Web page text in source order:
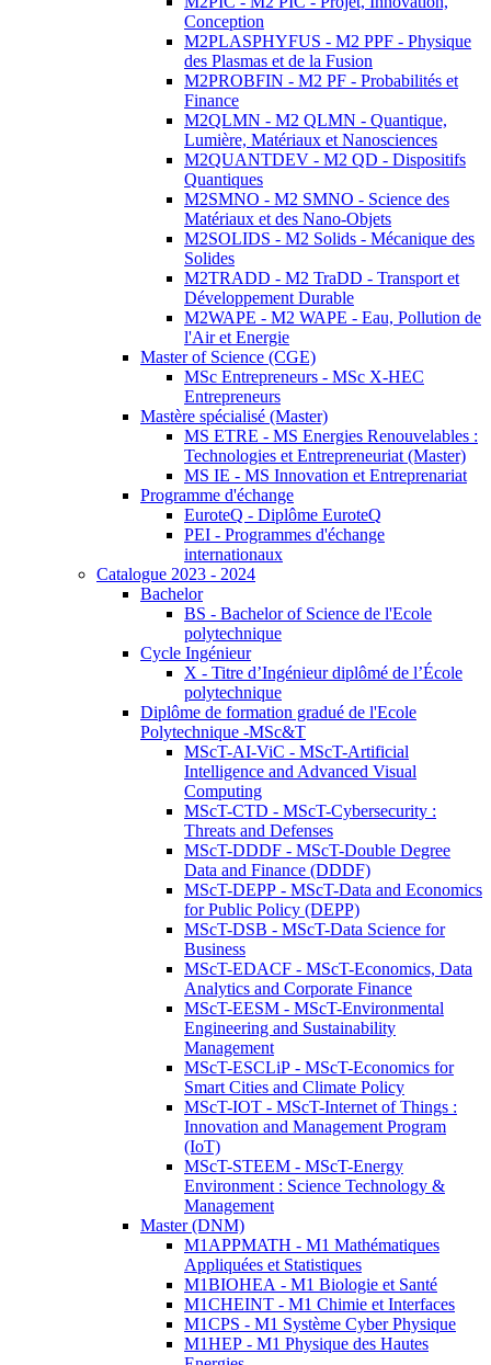
Conception
M2PLASPHYFUS - M2 PPF - Physique
des Plasmas et de la Fusion
M2PROBFIN - M2 PF - Probabilités et
Finance
M2QLMN - M2 QLMN - Quantique,
Lumière, Matériaux et Nanosciences
M2QUANTDEV - M2 QD - Dispositifs
Quantiques
M2SMNO - M2 SMNO - Science des
Matériaux et des Nano-Objets
M2SOLIDS - M2 Solids - Mécanique des
Solides
M2TRADD - M2 TraDD - Transport et
Développement Durable
M2WAPE - M2 WAPE - Eau, Pollution de
l'Air et Energie
Master of Science (CGE)
MSc Entrepreneurs - MSc X-HEC
Entrepreneurs
Mastère spécialisé (Master)
MS ETRE - MS Energies Renouvelables :
Technologies et Entrepreneuriat (Master)
MS IE - MS Innovation et Entreprenariat
Programme d'échange
EuroteQ - Diplôme EuroteQ
PEI - Programmes d'échange
internationaux
Catalogue 2023 - 2024
Bachelor
BS - Bachelor of Science de l'Ecole
polytechnique
Cycle Ingénieur
X - Titre d’Ingénieur diplômé de l’École
polytechnique
Diplôme de formation gradué de l'Ecole
Polytechnique -MSc&T
MScT-AI-ViC - MScT-Artificial
Intelligence and Advanced Visual
Computing
MScT-CTD - MScT-Cybersecurity :
Threats and Defenses
MScT-DDDF - MScT-Double Degree
Data and Finance (DDDF)
MScT-DEPP - MScT-Data and Economics
for Public Policy (DEPP)
MScT-DSB - MScT-Data Science for
Business
MScT-EDACF - MScT-Economics, Data
Analytics and Corporate Finance
MScT-EESM - MScT-Environmental
Engineering and Sustainability
Management
MScT-ESCLiP - MScT-Economics for
Smart Cities and Climate Policy
MScT-IOT - MScT-Internet of Things :
Innovation and Management Program
(IoT)
MScT-STEEM - MScT-Energy
Environment : Science Technology &
Management
Master (DNM)
M1APPMATH - M1 Mathématiques
Appliquées et Statistiques
M1BIOHEA - M1 Biologie et Santé
M1CHEINT - M1 Chimie et Interfaces
M1CPS - M1 Système Cyber Physique
M1HEP - M1 Physique des Hautes